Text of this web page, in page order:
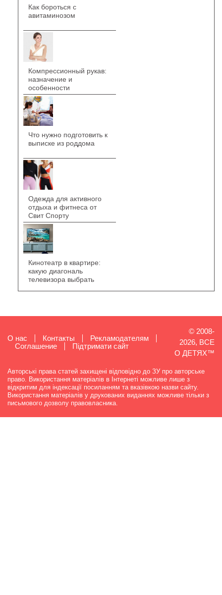
Как бороться с
авитаминозом
Компрессионный рукав:
назначение и
особенности
Что нужно подготовить к
выписке из роддома
Одежда для активного
отдыха и фитнеса от
Свит Спорту
Кинотеатр в квартире:
какую диагональ
телевизора выбрать
О нас Контакты
Рекламодателям
Cоглашение
Підтримати сайт
© 2008-
2026, ВСЕ
О ДЕТЯХ™
Авторські права статей захищені відповідно до ЗУ про авторське
право. Використання матеріалів в Інтернеті можливе лише з
відкритим для індексації посиланням та вказівкою назви сайту.
Використання матеріалів у друкованих виданнях можливе тільки з
письмового дозволу правовласника.